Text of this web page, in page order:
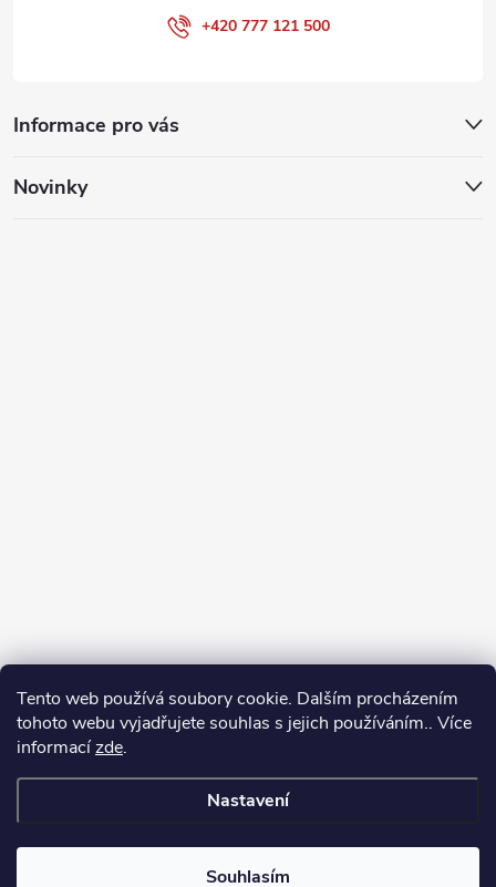
Tento web používá soubory cookie. Dalším procházením
tohoto webu vyjadřujete souhlas s jejich používáním.. Více
informacízde.
Nastavení
Souhlasím
Informace pro vás
Novinky
+420 777 121 500
Copyright 2026Můj e-shop. Všechna práva vyhrazena.